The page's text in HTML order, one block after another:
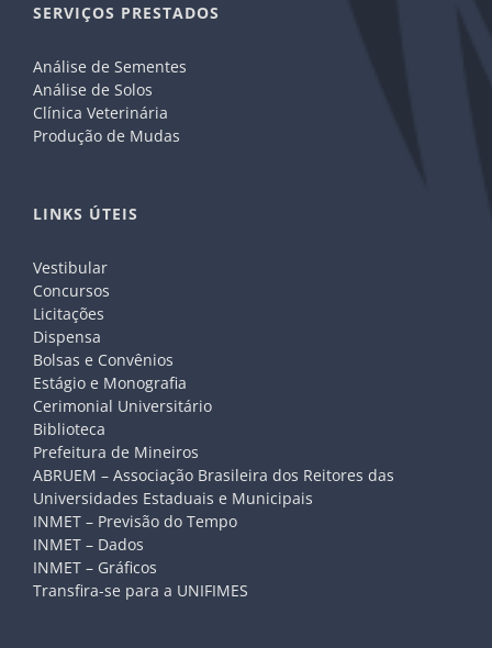
SERVIÇOS PRESTADOS
Análise de Sementes
Análise de Solos
Clínica Veterinária
Produção de Mudas
LINKS ÚTEIS
Vestibular
Concursos
Licitações
Dispensa
Bolsas e Convênios
Estágio e Monografia
Cerimonial Universitário
Biblioteca
Prefeitura de Mineiros
ABRUEM – Associação Brasileira dos Reitores das
Universidades Estaduais e Municipais
INMET – Previsão do Tempo
INMET – Dados
INMET – Gráficos
Transfira-se para a UNIFIMES